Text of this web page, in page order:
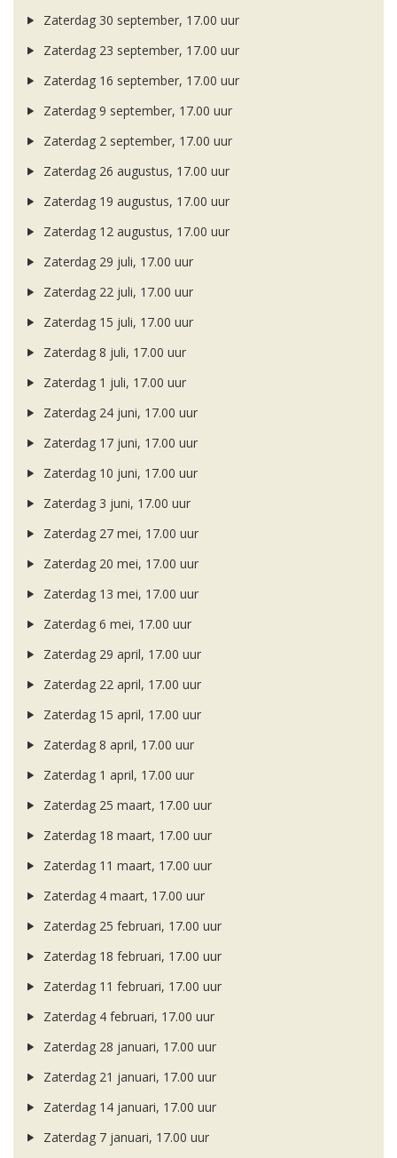
Zaterdag 30 september, 17.00 uur
Zaterdag 23 september, 17.00 uur
Zaterdag 16 september, 17.00 uur
Zaterdag 9 september, 17.00 uur
Zaterdag 2 september, 17.00 uur
Zaterdag 26 augustus, 17.00 uur
Zaterdag 19 augustus, 17.00 uur
Zaterdag 12 augustus, 17.00 uur
Zaterdag 29 juli, 17.00 uur
Zaterdag 22 juli, 17.00 uur
Zaterdag 15 juli, 17.00 uur
Zaterdag 8 juli, 17.00 uur
Zaterdag 1 juli, 17.00 uur
Zaterdag 24 juni, 17.00 uur
Zaterdag 17 juni, 17.00 uur
Zaterdag 10 juni, 17.00 uur
Zaterdag 3 juni, 17.00 uur
Zaterdag 27 mei, 17.00 uur
Zaterdag 20 mei, 17.00 uur
Zaterdag 13 mei, 17.00 uur
Zaterdag 6 mei, 17.00 uur
Zaterdag 29 april, 17.00 uur
Zaterdag 22 april, 17.00 uur
Zaterdag 15 april, 17.00 uur
Zaterdag 8 april, 17.00 uur
Zaterdag 1 april, 17.00 uur
Zaterdag 25 maart, 17.00 uur
Zaterdag 18 maart, 17.00 uur
Zaterdag 11 maart, 17.00 uur
Zaterdag 4 maart, 17.00 uur
Zaterdag 25 februari, 17.00 uur
Zaterdag 18 februari, 17.00 uur
Zaterdag 11 februari, 17.00 uur
Zaterdag 4 februari, 17.00 uur
Zaterdag 28 januari, 17.00 uur
Zaterdag 21 januari, 17.00 uur
Zaterdag 14 januari, 17.00 uur
Zaterdag 7 januari, 17.00 uur